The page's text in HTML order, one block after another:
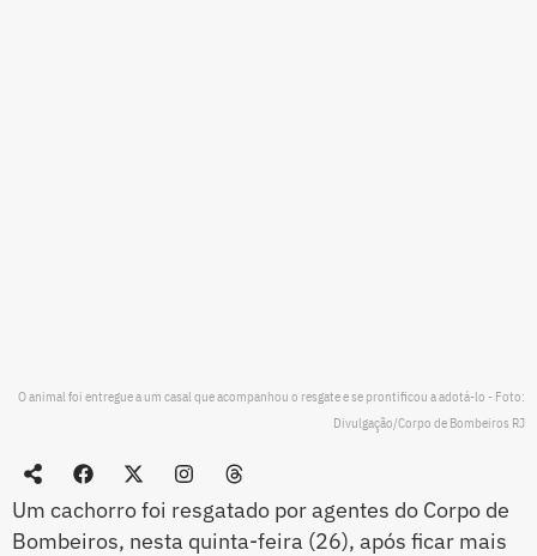
O animal foi entregue a um casal que acompanhou o resgate e se prontificou a adotá-lo - Foto:
Divulgação/Corpo de Bombeiros RJ
Um cachorro foi resgatado por agentes do Corpo de
Bombeiros, nesta quinta-feira (26), após ficar mais